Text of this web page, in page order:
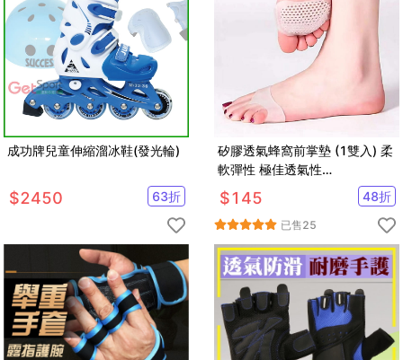
成功牌兒童伸縮溜冰鞋(發光輪)
$2450 63折
矽膠透氣蜂窩前掌墊 (1雙入) 柔
軟彈性 極佳透氣性
【AF02195】
$145 48折
已售25